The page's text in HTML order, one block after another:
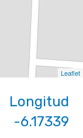
Leaflet
-6.17339